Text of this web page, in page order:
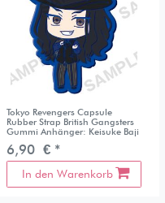
Tokyo Revengers Capsule
Rubber Strap British Gangsters
Gummi Anhänger: Keisuke Baji
6,90 € *
In den Warenkorb